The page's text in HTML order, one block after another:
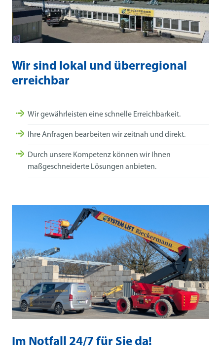
Wir sind lokal und überregional
erreichbar
Wir gewährleisten eine schnelle Erreichbarkeit.
Ihre Anfragen bearbeiten wir zeitnah und direkt.
Durch unsere Kompetenz können wir Ihnen
maßgeschneiderte Lösungen anbieten.
Im Notfall 24/7 für Sie da!